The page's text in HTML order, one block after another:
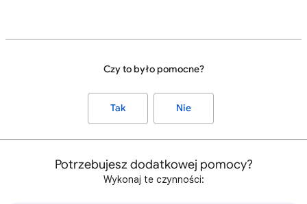
Czy to było pomocne?
Tak Nie
Potrzebujesz dodatkowej pomocy?
Wykonaj te czynności: